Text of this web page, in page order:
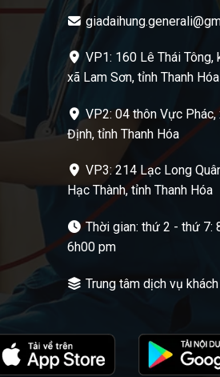
VP1: 160 Lê Thái Tông,
xã Lam Sơn, tỉnh Thanh Hóa
VP2: 04 thôn Vực Phác,
Định, tỉnh Thanh Hóa
VP3: 214 Lạc Long
Hạc Thành, tỉnh Thanh Hóa
Thời gian: thứ 2 - thứ 7:
6h00 pm
Trung tâm dịch vụ